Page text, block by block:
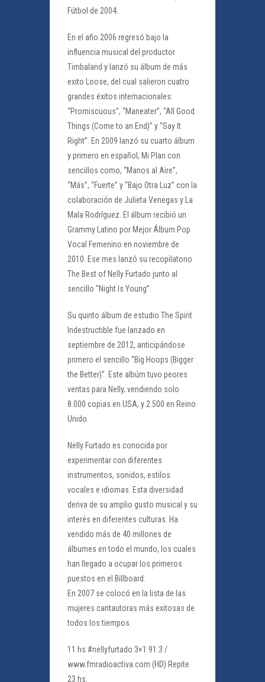
Fútbol de 2004.
En el año 2006 regresó bajo la
influencia musical del productor
Timbaland y lanzó su álbum de más
exito Loose, del cual salieron cuatro
grandes éxitos internacionales:
“Promiscuous”, “Maneater”, “All Good
Things (Come to an End)” y “Say It
Right”. En 2009 lanzó su cuarto álbum
y primero en español, Mi Plan con
sencillos como, “Manos al Aire”,
“Más”, “Fuerte” y “Bajo Otra Luz” con la
colaboración de Julieta Venegas y La
Mala Rodríguez. El álbum recibió un
Grammy Latino por Mejor Álbum Pop
Vocal Femenino en noviembre de
2010. Ese mes lanzó su recopilatorio
The Best of Nelly Furtado junto al
sencillo “Night Is Young”.
Su quinto álbum de estudio The Spirit
Indestructible fue lanzado en
septiembre de 2012, anticipándose
primero el sencillo “Big Hoops (Bigger
the Better)”. Este albúm tuvo peores
ventas para Nelly, vendiendo solo
8.000 copias en USA, y 2.500 en Reino
Unido.
Nelly Furtado es conocida por
experimentar con diferentes
instrumentos, sonidos, estilos
vocales e idiomas. Esta diversidad
deriva de su amplio gusto musical y su
interés en diferentes culturas. Ha
vendido más de 40 millones de
álbumes en todo el mundo, los cuales
han llegado a ocupar los primeros
puestos en el Billboard.
En 2007 se colocó en la lista de las
mujeres cantautoras más exitosas de
todos los tiempos.
11 hs #nellyfurtado 3×1 91.3 /
www.fmradioactiva.com (HD) Repite
23 hs.